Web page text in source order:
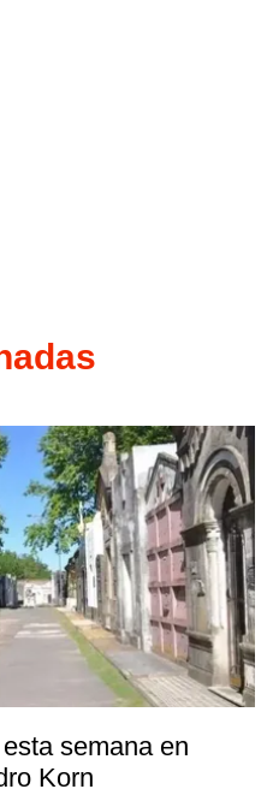
semana en
Korn